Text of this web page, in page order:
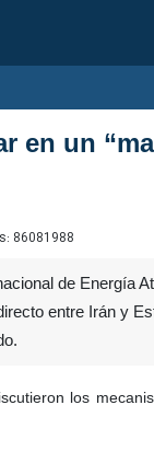
en un
86081988
de Energía
entre Irán y
los